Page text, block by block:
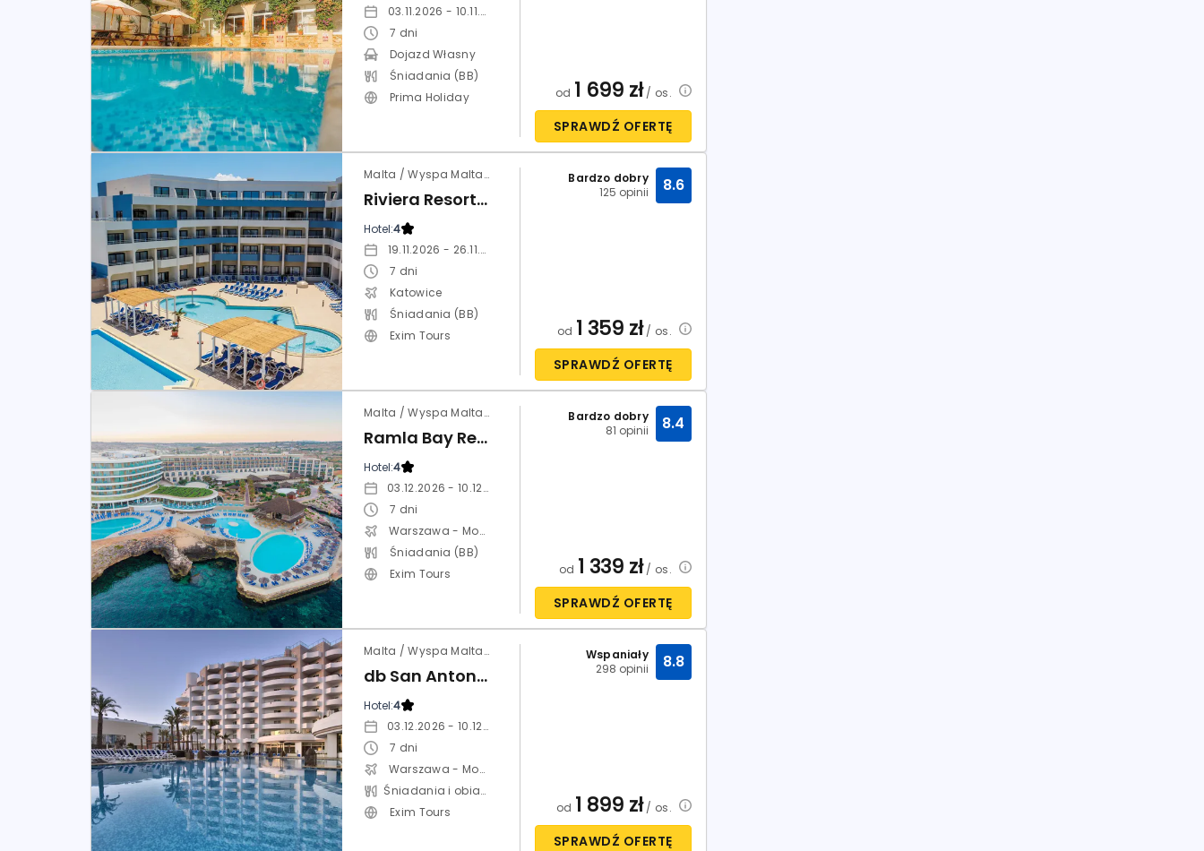
03.11.2026 - 10.11.2026
7 dni
Dojazd Własny
Śniadania (BB)
Prima Holiday
od 1 699 zł/ os.
SPRAWDŹ OFERTĘ
Malta / Wyspa Malta / Mellieha
Riviera Resort & Spa (Mellieha)
Hotel:4
19.11.2026 - 26.11.2026
7 dni
Katowice
Śniadania (BB)
Exim Tours
Bardzo dobry
125 opinii
8.6
od 1 359 zł/ os.
SPRAWDŹ OFERTĘ
Malta / Wyspa Malta / Ramla Bay
Ramla Bay Resort
Hotel:4
03.12.2026 - 10.12.2026
7 dni
Warszawa - Modlin
Śniadania (BB)
Exim Tours
Bardzo dobry
81 opinii
8.4
od 1 339 zł/ os.
SPRAWDŹ OFERTĘ
Malta / Wyspa Malta / St. Paul's Bay
db San Antonio & Spa (St. Paul's Bay)
Hotel:4
03.12.2026 - 10.12.2026
7 dni
Warszawa - Modlin
Śniadania i obiadokolacje (HB)
Exim Tours
Wspaniały
298 opinii
8.8
od 1 899 zł/ os.
SPRAWDŹ OFERTĘ